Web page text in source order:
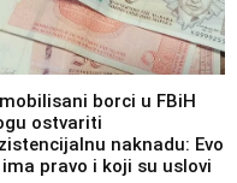
borci u FBiH
ostvariti
naknadu: Evo
ima pravo i koji su uslovi